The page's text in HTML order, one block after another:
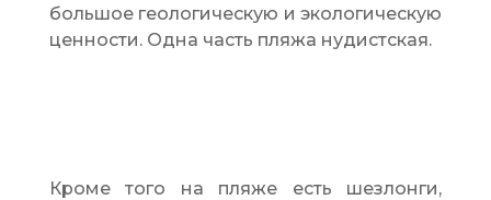
большое геологическую и экологическую
ценности. Одна часть пляжа нудистская.
Кроме того на пляже есть шезлонги,